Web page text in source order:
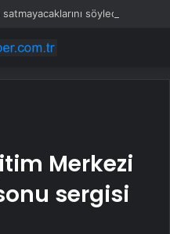
söyledi
Merkezi
sergisi